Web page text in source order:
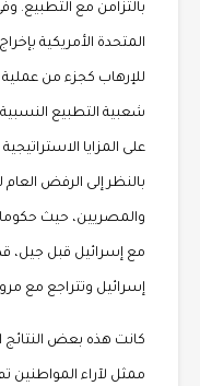
بالتزامن مع التطبيع.
المتحدة الأمريكية
للإرهاب كجزء من
شعبية التطبيع النسبية
على المزايا
بالنظر إلى الرفض
والمصريين، حيث
مع إسرائيل قبل جيل،
إسرائيل وتتراجع مع
كانت هذه بعض النتائج
ممثل لآراء المواطنين